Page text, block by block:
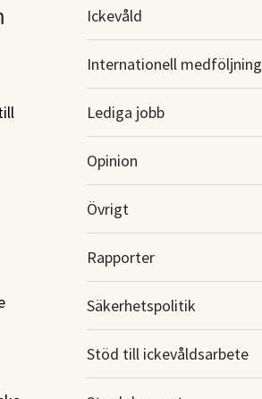
Ickevåld
Internationell medföljning
Lediga jobb
Opinion
Övrigt
Rapporter
Säkerhetspolitik
Stöd till ickevåldsarbete